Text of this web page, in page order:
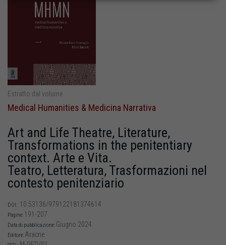
Estratto dal volume
Medical Humanities & Medicina Narrativa
Art and Life Theatre, Literature,
Transformations in the penitentiary
context. Arte e Vita.
Teatro, Letteratura, Trasformazioni nel
contesto penitenziario
DOI: 10.53136/979122181374614
Pagine: 191-207
Data di pubblicazione: Giugno 2024
Editore: Aracne